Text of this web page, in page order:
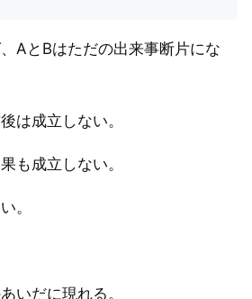
AとBはただの出来事断片にな
は成立しない。
も成立しない。
。
いだに現れる。